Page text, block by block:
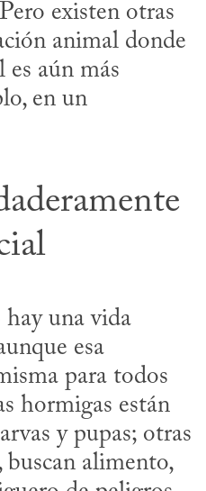
existen otras
animal donde
aún más
en un
una vida
esa
para todos
hormigas están
y pupas; otras
alimento,